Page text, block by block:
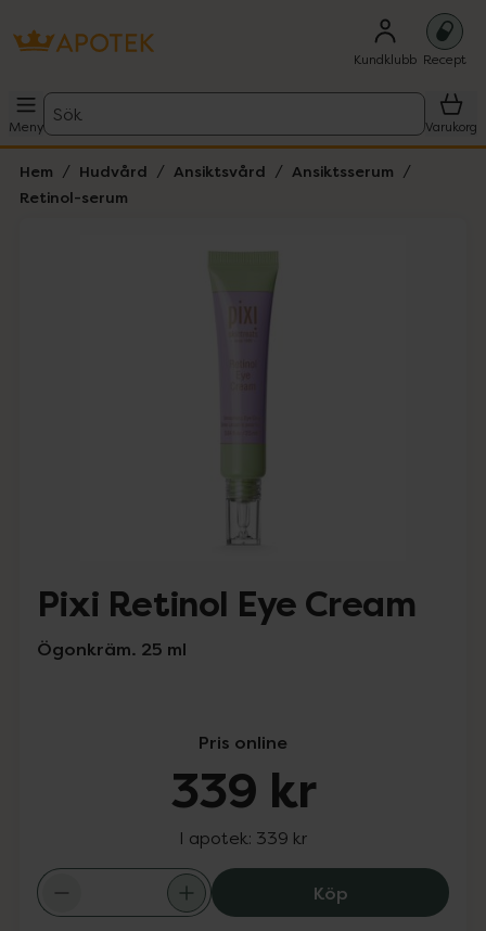
Kundklubb Recept
Meny
Sök
Varukorg
Hem Hudvård Ansiktsvård
Ansiktsserum
Retinol-serum
Pixi Retinol Eye Cream
Ögonkräm. 25 ml
Pris online
339 kr
I apotek: 339 kr
KöpPixi Retinol Eye